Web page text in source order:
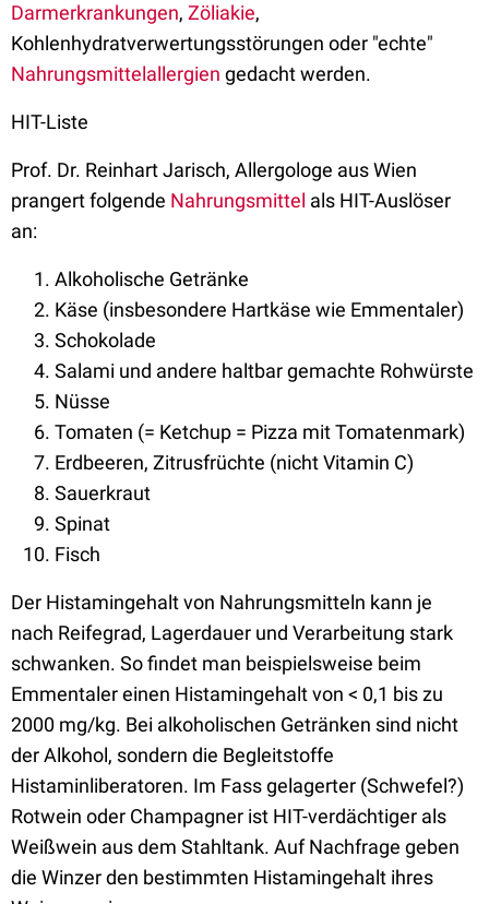
Darmerkrankungen, Zöliakie,
Kohlenhydratverwertungsstörungen oder "echte"
Nahrungsmittelallergien gedacht werden.
HIT-Liste
Prof. Dr. Reinhart Jarisch, Allergologe aus Wien
prangert folgende Nahrungsmittel als HIT-Auslöser
an:
Alkoholische Getränke
Käse (insbesondere Hartkäse wie Emmentaler)
Schokolade
Salami und andere haltbar gemachte Rohwürste
Nüsse
Tomaten (= Ketchup = Pizza mit Tomatenmark)
Erdbeeren, Zitrusfrüchte (nicht Vitamin C)
Sauerkraut
Spinat
Fisch
Der Histamingehalt von Nahrungsmitteln kann je
nach Reifegrad, Lagerdauer und Verarbeitung stark
schwanken. So findet man beispielsweise beim
Emmentaler einen Histamingehalt von < 0,1 bis zu
2000 mg/kg. Bei alkoholischen Getränken sind nicht
der Alkohol, sondern die Begleitstoffe
Histaminliberatoren. Im Fass gelagerter (Schwefel?)
Rotwein oder Champagner ist HIT-verdächtiger als
Weißwein aus dem Stahltank. Auf Nachfrage geben
die Winzer den bestimmten Histamingehalt ihres